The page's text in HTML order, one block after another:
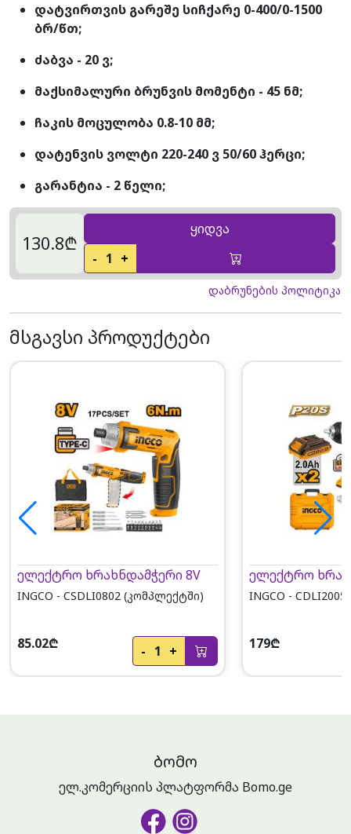
დატვირთვის გარეშე სიჩქარე 0-400/0-1500
ბრ/წთ;
ძაბვა - 20 ვ;
მაქსიმალური ბრუნვის მომენტი - 45 ნმ;
ჩაკის მოცულობა 0.8-10 მმ;
დატენვის ვოლტი 220-240 ვ 50/60 ჰერცი;
გარანტია - 2 წელი;
130.8₾
ყიდვა
- 1 +
დაბრუნების პოლიტიკა
მსგავსი პროდუქტები
ელექტრო ხრახნდამჭერი 8V
INGCO - CSDLI0802 (კომპლექტში)
85.02₾ - 1 +
ელექტრო
INGCO -
179₾
ᲑᲝᲛᲝ
ელ.კომერციის პლატფორმა Bomo.ge